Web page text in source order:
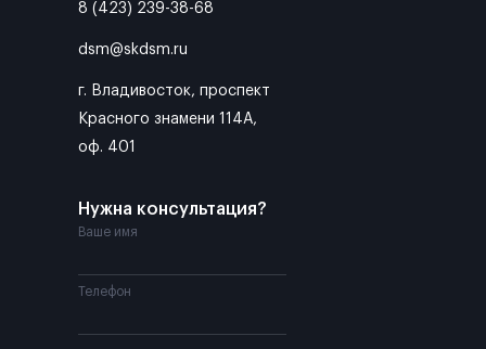
8 (423) 239-38-68
dsm@skdsm.ru
г. Владивосток, проспект
Красного знамени 114А,
оф. 401
Нужна консультация?
Ваше имя
Телефон